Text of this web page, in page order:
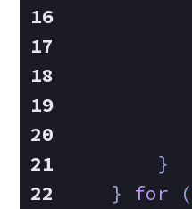
        }
    }
for (